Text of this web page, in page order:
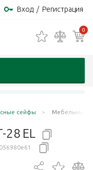
Вход / Регистрация
0
сейфы Мебельный
28 EL